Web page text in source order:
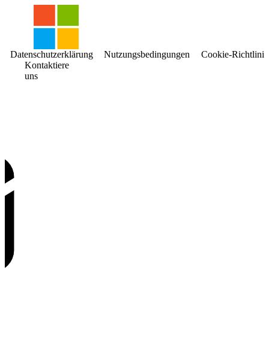
Kontaktiere
uns
Datenschutzerklärung Nutzungsbedingungen Cookie-Richtlinie